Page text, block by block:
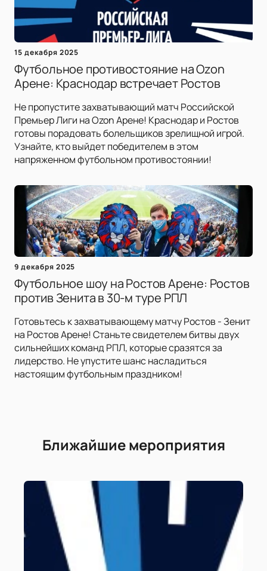
15 декабря 2025
Футбольное противостояние на Ozon
Арене: Краснодар встречает Ростов
Не пропустите захватывающий матч Российской
Премьер Лиги на Ozon Арене! Краснодар и Ростов
готовы порадовать болельщиков зрелищной игрой.
Узнайте, кто выйдет победителем в этом
напряженном футбольном противостоянии!
9 декабря 2025
Футбольное шоу на Ростов Арене: Ростов
против Зенита в 30-м туре РПЛ
Готовьтесь к захватывающему матчу Ростов - Зенит
на Ростов Арене! Станьте свидетелем битвы двух
сильнейших команд РПЛ, которые сразятся за
лидерство. Не упустите шанс насладиться
настоящим футбольным праздником!
Ближайшие мероприятия